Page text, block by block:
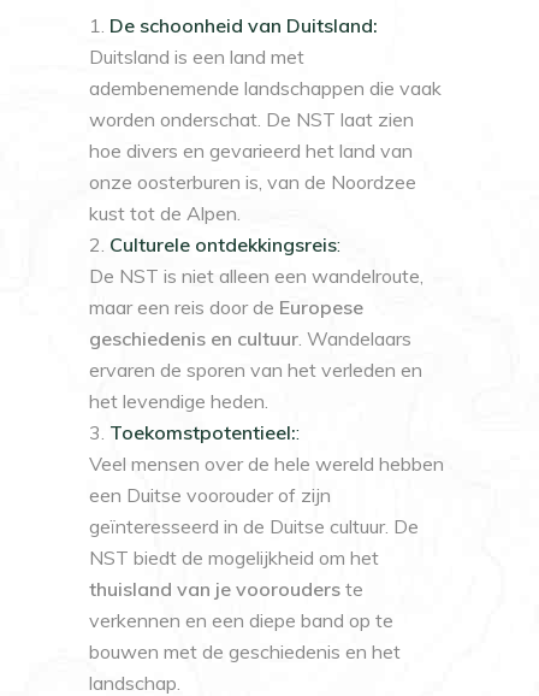
De schoonheid van Duitsland:
Duitsland is een land met
adembenemende landschappen die vaak
worden onderschat. De NST laat zien
hoe divers en gevarieerd het land van
onze oosterburen is, van de Noordzee
kust tot de Alpen.
Culturele ontdekkingsreis:
De NST is niet alleen een wandelroute,
maar een reis door de Europese
geschiedenis en cultuur . Wandelaars
ervaren de sporen van het verleden en
het levendige heden.
Toekomstpotentieel::
Veel mensen over de hele wereld hebben
een Duitse voorouder of zijn
geïnteresseerd in de Duitse cultuur. De
NST biedt de mogelijkheid om het
thuisland van je voorouders te
verkennen en een diepe band op te
bouwen met de geschiedenis en het
landschap.